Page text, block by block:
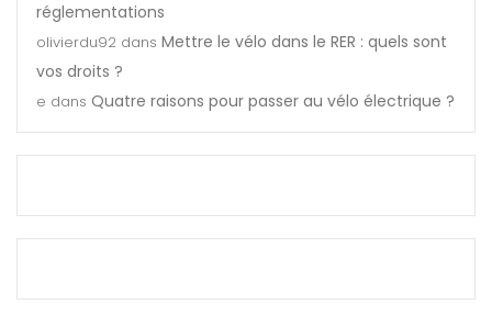
réglementations
olivierdu92 dans Mettre le vélo dans le RER : quels sont
vos droits ?
e dans Quatre raisons pour passer au vélo électrique ?